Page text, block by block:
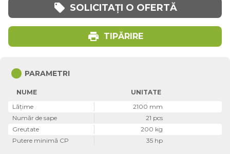
local_offer SOLICITAȚI O OFERTĂ
print TIPĂRIRE
circle PARAMETRI
NUME
UNITATE
Lăţime
2100 mm
Număr de sape
21 pcs
Greutate
200 kg
Putere minimă CP
35 hp